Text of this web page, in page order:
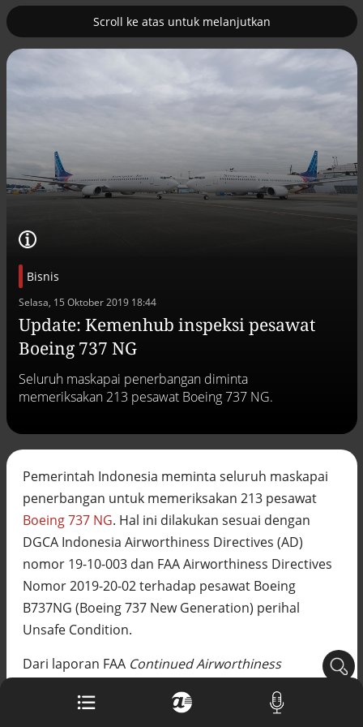
Scroll ke atas untuk melanjutkan
Bisnis
Selasa, 15 Oktober 2019 18:44
Update: Kemenhub inspeksi pesawat
Boeing 737 NG
Seluruh maskapai penerbangan diminta
memeriksakan 213 pesawat Boeing 737 NG.
Pemerintah Indonesia meminta seluruh maskapai
penerbangan untuk memeriksakan 213 pesawat
Boeing 737 NG. Hal ini dilakukan sesuai dengan
DGCA Indonesia Airworthiness Directives (AD)
nomor 19-10-003 dan FAA Airworthiness Directives
Nomor 2019-20-02 terhadap pesawat Boeing
B737NG (Boeing 737 New Generation) perihal
Unsafe Condition.
Dari laporan FAA Continued Airworthiness
yang diterima Ditjen Perhubungan Udara pada 27
nuklir
Pemulihan ekonomi Aceh terus
Efek jera untuk pejabat abai LHKPN
Alinea.id - Peristiwa
Buku berusia 900 tahun ditemukan di
arsip rahasia Vatikan, ada prediksi
tahun Kiamat
terhadap PMI di Malaysia
DPR minta penerbitan sertifikat pagar
laut diproses hukum
Mungkinkah duet Anies-Ahok terealisasi
di Pilpres 2029?
Alinea.id - Politik
imbau masyarakat hormati proses
Alinea.id - Peristiwa